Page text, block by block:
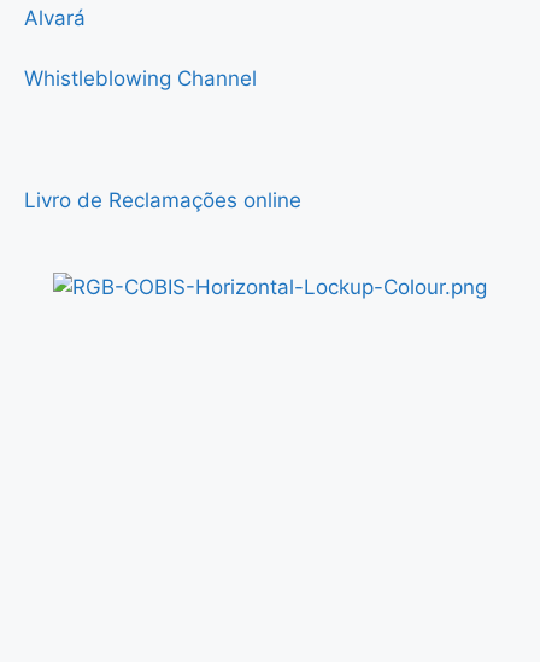
Alvará
Whistleblowing Channel
Livro de Reclamações online